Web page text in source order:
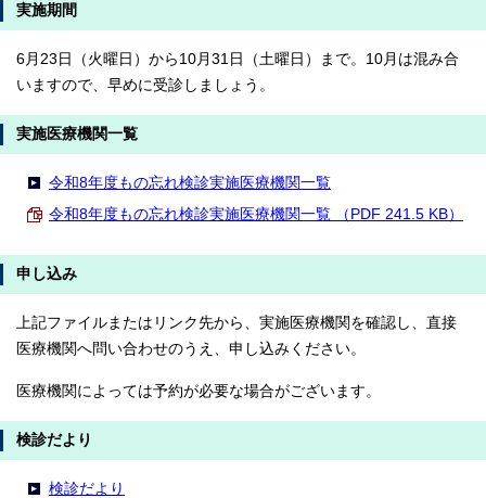
実施期間
6月23日（火曜日）から10月31日（土曜日）まで。10月は混み合
いますので、早めに受診しましょう。
実施医療機関一覧
令和8年度もの忘れ検診実施医療機関一覧
令和8年度もの忘れ検診実施医療機関一覧 （PDF 241.5 KB）
申し込み
上記ファイルまたはリンク先から、実施医療機関を確認し、直接
医療機関へ問い合わせのうえ、申し込みください。
医療機関によっては予約が必要な場合がございます。
検診だより
検診だより